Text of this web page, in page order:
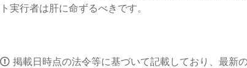
ト実行者は肝に命ずるべきです。
掲載日時点の法令等に基づいて記載しており、最新